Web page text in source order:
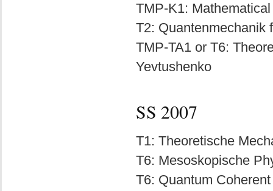
TMP-K1:
T2: Quantenmechanik
TMP-TA1 or T6:
Yevtushenko
SS 2007
T1: Theoretische
T6: Mesoskopische
T6: Quantum